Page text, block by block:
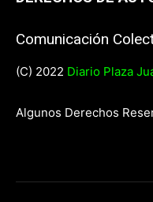
Comunicación
(C) 2022 Diario Plaza
Algunos Derechos